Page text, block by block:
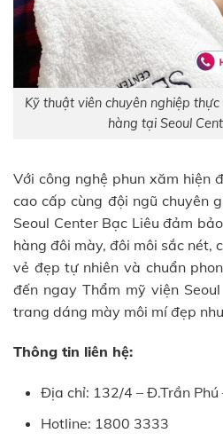
Kỹ thuật viên chuyên nghiệp
hàng tại Seoul
Với công nghệ phun xăm hiện
cao cấp cùng đội ngũ chuyên
Seoul Center Bạc Liêu đảm
hàng đôi mày, đôi môi sắc nét,
vẻ đẹp tự nhiên và chuẩn
đến ngay Thẩm mỹ viện
trang dáng mày môi mí đẹp
Thông tin liên hệ:
Địa chỉ: 132/4 – Đ.Trần Phú
Hotline: 1800 3333